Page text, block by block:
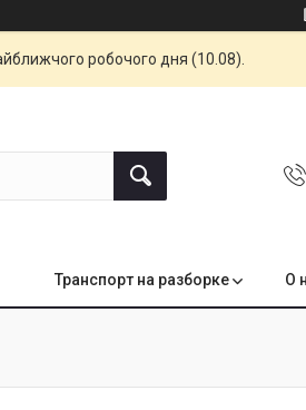
робочого дня (10.08).
Транспорт на разборке О